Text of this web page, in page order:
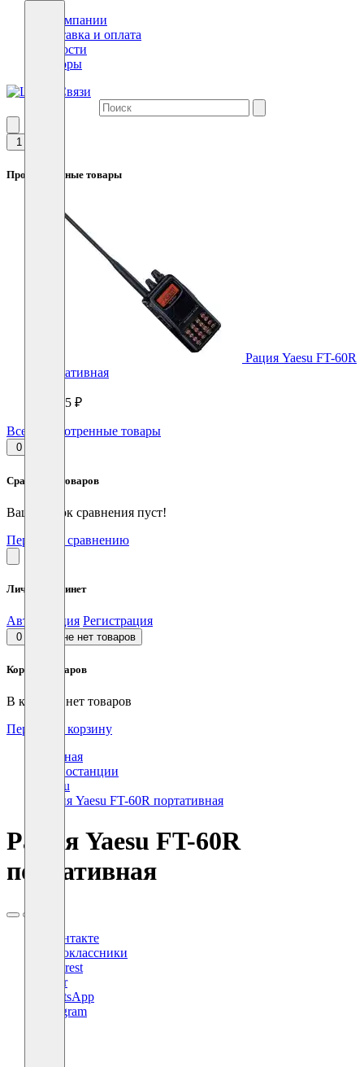
О компании
Доставка и оплата
Новости
Обзоры
1
Просмотренные товары
Рация Yaesu FT-60R
портативная
28425 ₽
Все просмотренные товары
0
Сравнение товаров
Ваш список сравнения пуст!
Перейти к сравнению
Личный кабинет
Авторизация Регистрация
0 В корзине нет товаров
Корзина товаров
В корзине нет товаров
Перейти в корзину
Главная
Радиостанции
Yaesu
Рация Yaesu FT-60R портативная
Рация Yaesu FT-60R
портативная
ВКонтакте
Одноклассники
Pinterest
Viber
WhatsApp
Telegram